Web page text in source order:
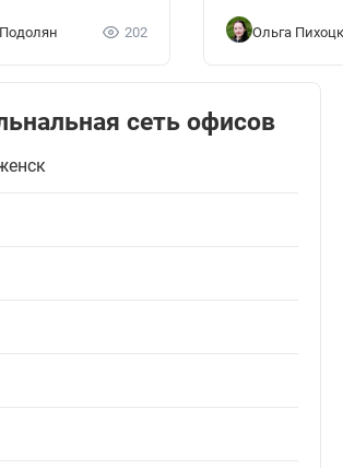
202 Ольга
сеть офисов